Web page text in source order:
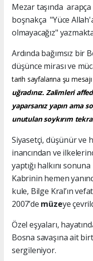
Mezar taşında
boşnakça "Yüce
olmayacağız"
Ardında bağımsız bir
düşünce mirası ve
tarih sayfalarına şu mesajı
uğradınız. Zalimleri
yaparsanız yapın ama
unutulan soykırım
Siyasetçi, düşünür ve
inancından ve
yaptığı halkını
Kabrinin hemen
kule, Bilge Kral’ın
2007’de müzeye
Özel eşyaları,
Bosna savaşına ait
sergileniyor.